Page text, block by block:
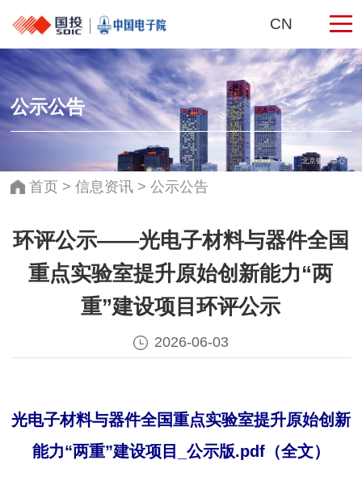
CN
北京银泰中心
公示公告
首页 > 信息资讯> 公示公告
环评公示——光电子材料与器件全国
重点实验室提升原始创新能力“两
重”建设项目环评公示
2026-06-03
光电子材料与器件全国重点实验室提升原始创新
能力“两重”建设项目_公示版.pdf（全文）